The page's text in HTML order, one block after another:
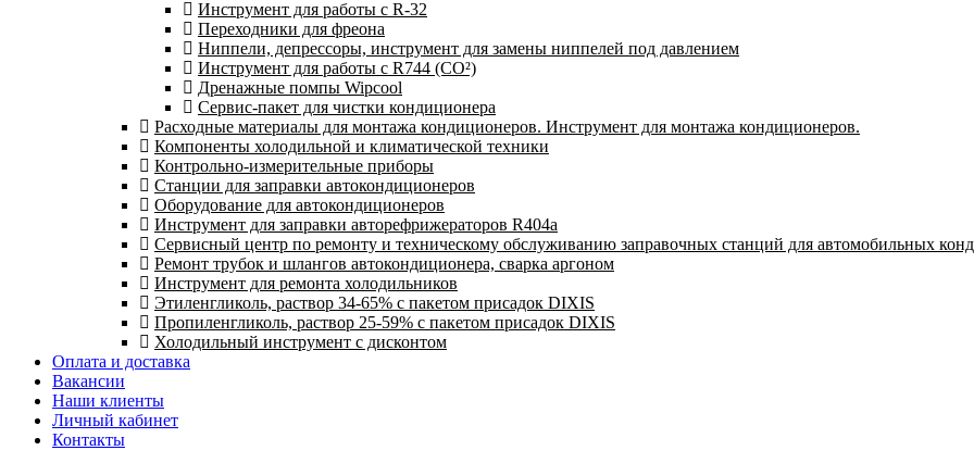
Инструмент для работы с R-32
Переходники для фреона
Ниппели, депрессоры, инструмент для замены ниппелей под давлением
Инструмент для работы с R744 (CO²)
Дренажные помпы Wipcool
Сервис-пакет для чистки кондиционера
Расходные материалы для монтажа кондиционеров. Инструмент для монтажа кондиционеров.
Компоненты холодильной и климатической техники
Контрольно-измерительные приборы
Станции для заправки автокондиционеров
Оборудование для автокондиционеров
Инструмент для заправки авторефрижераторов R404a
Сервисный центр по ремонту и техническому обслуживанию заправочных станций для автомобильных
Ремонт трубок и шлангов автокондиционера, сварка аргоном
Инструмент для ремонта холодильников
Этиленгликоль, раствор 34-65% с пакетом присадок DIXIS
Пропиленгликоль, раствор 25-59% с пакетом присадок DIXIS
Холодильный инструмент с дисконтом
Оплата и доставка
Вакансии
Наши клиенты
Личный кабинет
Контакты